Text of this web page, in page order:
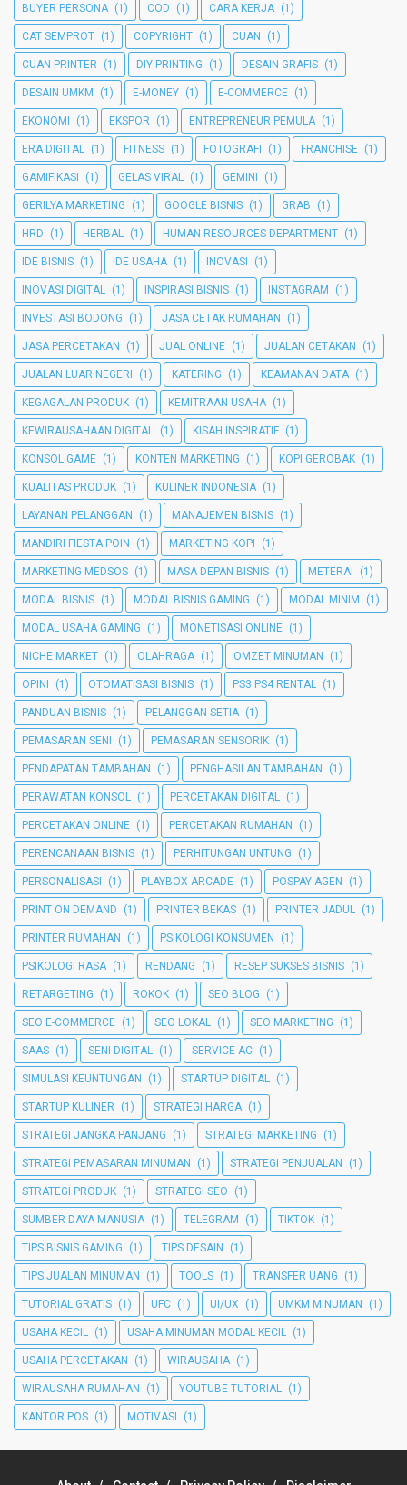
BUYER PERSONA (1) COD (1) CARA KERJA (1)
CAT SEMPROT (1) COPYRIGHT (1) CUAN (1)
CUAN PRINTER (1) DIY PRINTING (1) DESAIN GRAFIS (1)
DESAIN UMKM (1) E-MONEY (1) E-COMMERCE (1)
EKONOMI (1) EKSPOR (1) ENTREPRENEUR PEMULA (1)
ERA DIGITAL (1) FITNESS (1) FOTOGRAFI (1) FRANCHISE (1)
GAMIFIKASI (1) GELAS VIRAL (1) GEMINI (1)
GERILYA MARKETING (1) GOOGLE BISNIS (1) GRAB (1)
HRD (1) HERBAL (1) HUMAN RESOURCES DEPARTMENT (1)
IDE BISNIS (1) IDE USAHA (1) INOVASI (1)
INOVASI DIGITAL (1) INSPIRASI BISNIS (1) INSTAGRAM (1)
INVESTASI BODONG (1) JASA CETAK RUMAHAN (1)
JASA PERCETAKAN (1) JUAL ONLINE (1) JUALAN CETAKAN (1)
JUALAN LUAR NEGERI (1) KATERING (1) KEAMANAN DATA (1)
KEGAGALAN PRODUK (1) KEMITRAAN USAHA (1)
KEWIRAUSAHAAN DIGITAL (1) KISAH INSPIRATIF (1)
KONSOL GAME (1) KONTEN MARKETING (1) KOPI GEROBAK (1)
KUALITAS PRODUK (1) KULINER INDONESIA (1)
LAYANAN PELANGGAN (1) MANAJEMEN BISNIS (1)
MANDIRI FIESTA POIN (1) MARKETING KOPI (1)
MARKETING MEDSOS (1) MASA DEPAN BISNIS (1) METERAI (1)
MODAL BISNIS (1) MODAL BISNIS GAMING (1) MODAL MINIM (1)
MODAL USAHA GAMING (1) MONETISASI ONLINE (1)
NICHE MARKET (1) OLAHRAGA (1) OMZET MINUMAN (1)
OPINI (1) OTOMATISASI BISNIS (1) PS3 PS4 RENTAL (1)
PANDUAN BISNIS (1) PELANGGAN SETIA (1)
PEMASARAN SENI (1) PEMASARAN SENSORIK (1)
PENDAPATAN TAMBAHAN (1) PENGHASILAN TAMBAHAN (1)
PERAWATAN KONSOL (1) PERCETAKAN DIGITAL (1)
PERCETAKAN ONLINE (1) PERCETAKAN RUMAHAN (1)
PERENCANAAN BISNIS (1) PERHITUNGAN UNTUNG (1)
PERSONALISASI (1) PLAYBOX ARCADE (1) POSPAY AGEN (1)
PRINT ON DEMAND (1) PRINTER BEKAS (1) PRINTER JADUL (1)
PRINTER RUMAHAN (1) PSIKOLOGI KONSUMEN (1)
PSIKOLOGI RASA (1) RENDANG (1) RESEP SUKSES BISNIS (1)
RETARGETING (1) ROKOK (1) SEO BLOG (1)
SEO E-COMMERCE (1) SEO LOKAL (1) SEO MARKETING (1)
SAAS (1) SENI DIGITAL (1) SERVICE AC (1)
SIMULASI KEUNTUNGAN (1) STARTUP DIGITAL (1)
STARTUP KULINER (1) STRATEGI HARGA (1)
STRATEGI JANGKA PANJANG (1) STRATEGI MARKETING (1)
STRATEGI PEMASARAN MINUMAN (1) STRATEGI PENJUALAN (1)
STRATEGI PRODUK (1) STRATEGI SEO (1)
SUMBER DAYA MANUSIA (1) TELEGRAM (1) TIKTOK (1)
TIPS BISNIS GAMING (1) TIPS DESAIN (1)
TIPS JUALAN MINUMAN (1) TOOLS (1) TRANSFER UANG (1)
TUTORIAL GRATIS (1) UFC (1) UI/UX (1) UMKM MINUMAN (1)
USAHA KECIL (1) USAHA MINUMAN MODAL KECIL (1)
USAHA PERCETAKAN (1) WIRAUSAHA (1)
WIRAUSAHA RUMAHAN (1) YOUTUBE TUTORIAL (1)
KANTOR POS (1) MOTIVASI (1)